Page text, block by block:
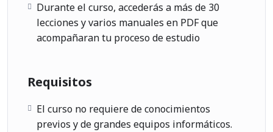
Durante el curso, accederás a más de 30
lecciones y varios manuales en PDF que
acompañaran tu proceso de estudio
Requisitos
El curso no requiere de conocimientos
previos y de grandes equipos informáticos.